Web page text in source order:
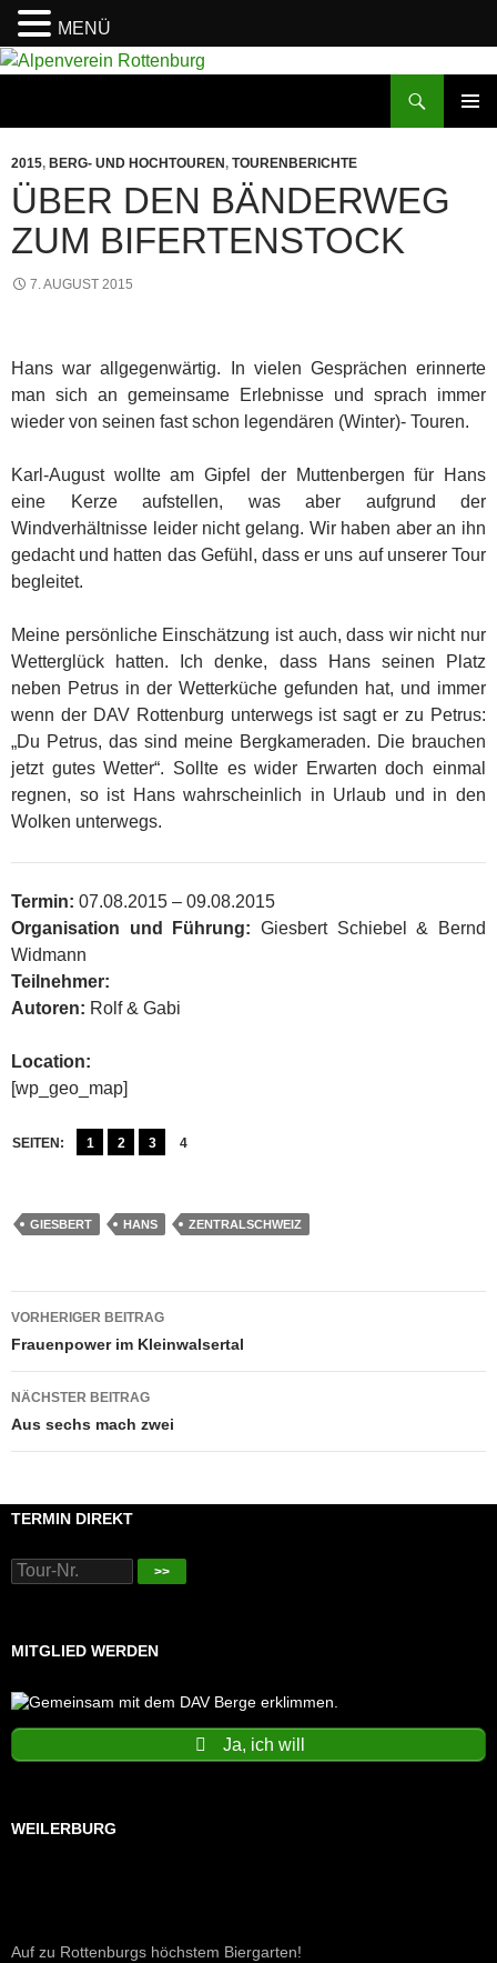
Zum
2015, BERG- UND HOCHTOUREN, TOURENBERICHTE
ÜBER DEN BÄNDERWEG
ZUM BIFERTENSTOCK
7. AUGUST 2015
Hans war allgegenwärtig. In vielen Gesprächen erinnerte
man sich an gemeinsame Erlebnisse und sprach immer
wieder von seinen fast schon legendären (Winter)- Touren.
Karl-August wollte am Gipfel der Muttenbergen für Hans
eine Kerze aufstellen, was aber aufgrund der
Windverhältnisse leider nicht gelang. Wir haben aber an ihn
gedacht und hatten das Gefühl, dass er uns auf unserer Tour
begleitet.
Meine persönliche Einschätzung ist auch, dass wir nicht nur
Wetterglück hatten. Ich denke, dass Hans seinen Platz
neben Petrus in der Wetterküche gefunden hat, und immer
wenn der DAV Rottenburg unterwegs ist sagt er zu Petrus:
„Du Petrus, das sind meine Bergkameraden. Die brauchen
jetzt gutes Wetter“. Sollte es wider Erwarten doch einmal
regnen, so ist Hans wahrscheinlich in Urlaub und in den
Wolken unterwegs.
Termin: 07.08.2015 – 09.08.2015
Organisation und Führung: Giesbert Schiebel & Bernd
Widmann
Teilnehmer:
Autoren: Rolf & Gabi
Location:
[wp_geo_map]
SEITEN: 1 2 3 4
GIESBERT HANS ZENTRALSCHWEIZ
Beitragsnavigation
VORHERIGER BEITRAG
Frauenpower im Kleinwalsertal
NÄCHSTER BEITRAG
Aus sechs mach zwei
TERMIN DIREKT
>>
MITGLIED WERDEN
Ja, ich will
WEILERBURG
Auf zu Rottenburgs höchstem Biergarten!
MENÜ